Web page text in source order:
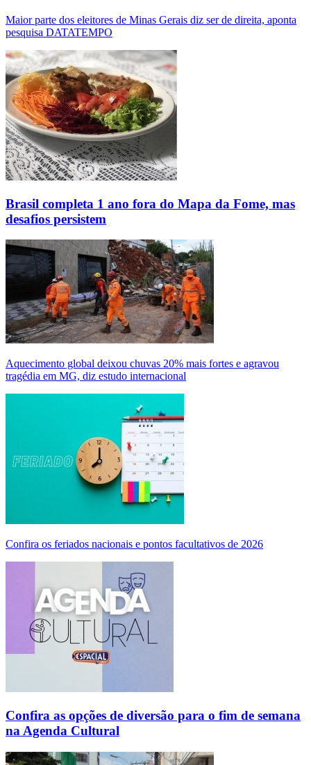
Maior parte dos eleitores de Minas Gerais diz ser de direita, aponta
pesquisa DATATEMPO
Brasil completa 1 ano fora do Mapa da Fome, mas
desafios persistem
Aquecimento global deixou chuvas 20% mais fortes e agravou
tragédia em MG, diz estudo internacional
Confira os feriados nacionais e pontos facultativos de 2026
Confira as opções de diversão para o fim de semana
na Agenda Cultural